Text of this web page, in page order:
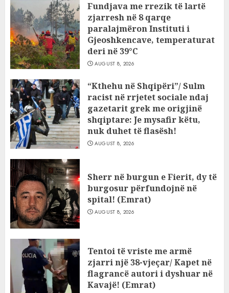
Fundjava me rrezik të lartë
zjarresh në 8 qarqe
paralajmëron Instituti i
Gjeoshkencave, temperaturat
deri në 39°C
AUGUST 8, 2026
“Kthehu në Shqipëri”/ Sulm
racist në rrjetet sociale ndaj
gazetarit grek me origjinë
shqiptare: Je mysafir këtu,
nuk duhet të flasësh!
AUGUST 8, 2026
Sherr në burgun e Fierit, dy të
burgosur përfundojnë në
spital! (Emrat)
AUGUST 8, 2026
Tentoi të vriste me armë
zjarri një 38-vjeçar/ Kapet në
flagrancë autori i dyshuar në
Kavajë! (Emrat)